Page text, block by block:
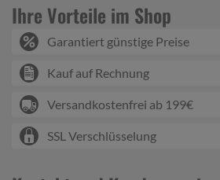
Ihre Vorteile im Shop
Garantiert günstige Preise
Kauf auf Rechnung
Versandkostenfrei ab 199€
SSL Verschlüsselung